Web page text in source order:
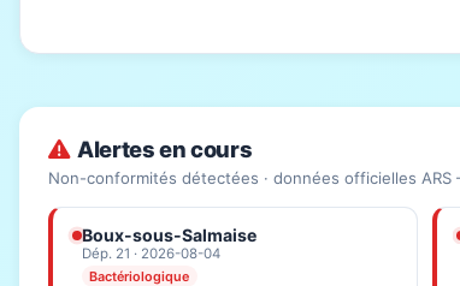
Alertes en cours
Non-conformités détectées · données officielles
Boux-sous-Salmaise
Dép. 21 · 2026-08-04
Bactériologique